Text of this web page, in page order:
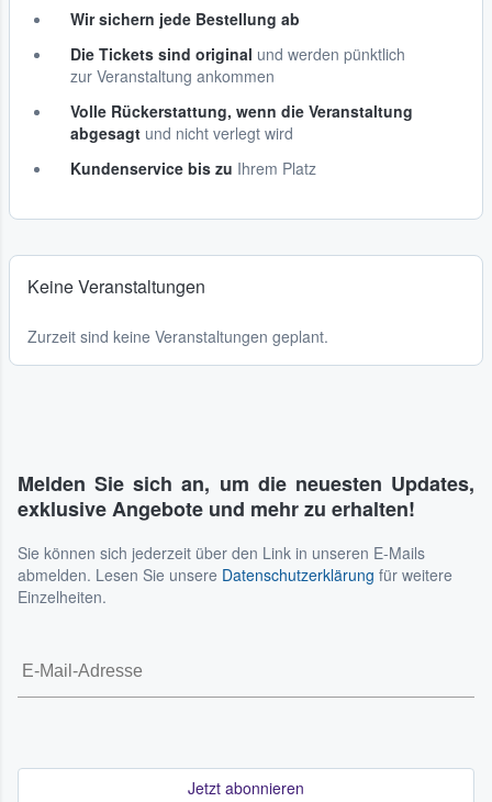
Wir sichern jede Bestellung ab
Die Tickets sind original und werden pünktlich
zur Veranstaltung ankommen
Volle Rückerstattung, wenn die Veranstaltung
abgesagt und nicht verlegt wird
Kundenservice bis zu Ihrem Platz
Keine Veranstaltungen
Zurzeit sind keine Veranstaltungen geplant.
Melden Sie sich an, um die neuesten Updates,
exklusive Angebote und mehr zu erhalten!
Sie können sich jederzeit über den Link in unseren E-Mails
abmelden. Lesen Sie unsere Datenschutzerklärung für weitere
Einzelheiten.
Jetzt abonnieren